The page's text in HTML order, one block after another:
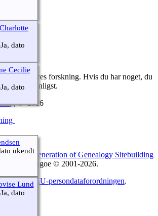
dato
Cecilie
dato
ukendt
Lund
dato
vores forskning. Hvis du har noget, du
os venligst.
©2026
The Next Generation of Genealogy Sitebuilding
Darrin Lythgoe © 2001-2026.
Hansen. | EU-persondataforordningen.